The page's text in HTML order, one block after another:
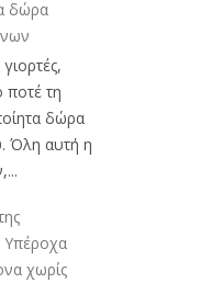
δώρα
τη
δώρα
Όλη αυτή η
Υπέροχα
χωρίς